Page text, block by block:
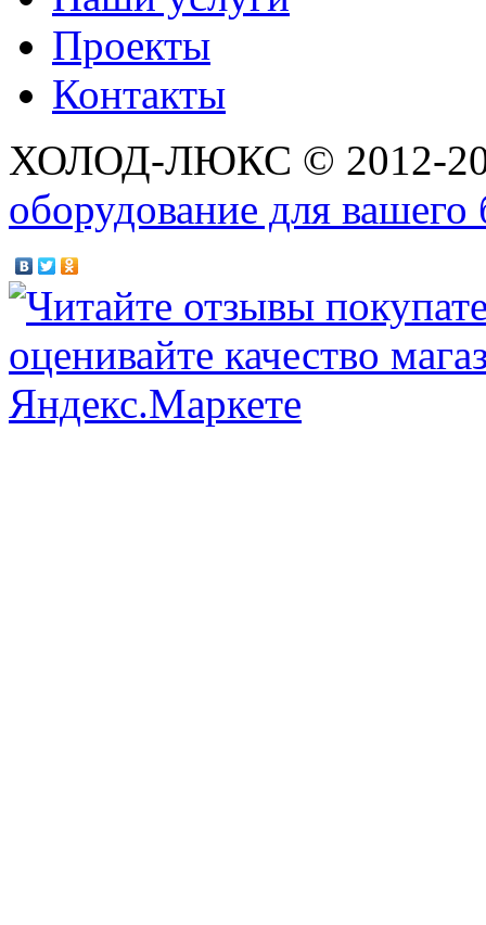
Проекты
Контакты
ХОЛОД-ЛЮКС © 2012-
оборудование для вашего